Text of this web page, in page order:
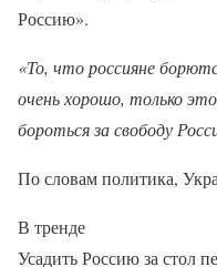
Россию».
«То, что россияне
очень хорошо, только
бороться за свободу
По словам политика,
В тренде
Усадить Россию за стол